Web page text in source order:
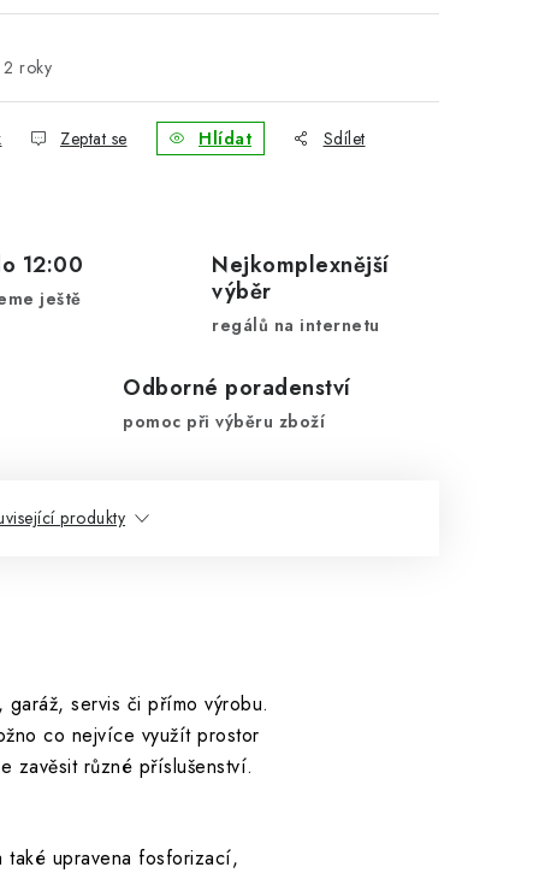
2 roky
Zeptat se Hlídat Sdílet
12:00
ještě
Nejkomplexnější
výběr
regálů na internetu
Odborné poradenství
pomoc při výběru zboží
produkty
servis či přímo výrobu.
co nejvíce využít prostor
zavěsit různé příslušenství.
také upravena fosforizací,